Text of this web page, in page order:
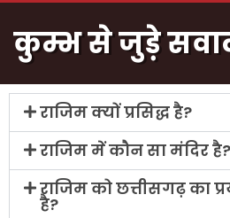
कुम्भ से जुड़े
राजिम क्यों प्रसिद्ध है?
राजिम में कौन सा मंदिर है?
राजिम को छत्तीसगढ़ का
है?